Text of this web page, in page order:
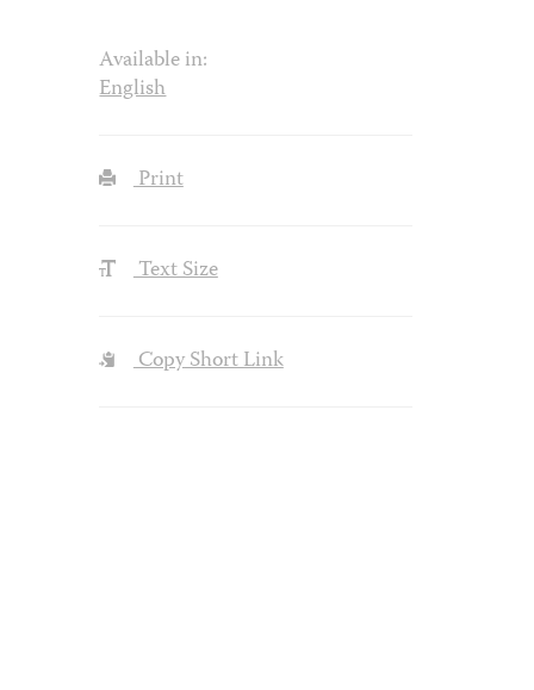
Available in:
English
Print
Text Size
Copy Short Link